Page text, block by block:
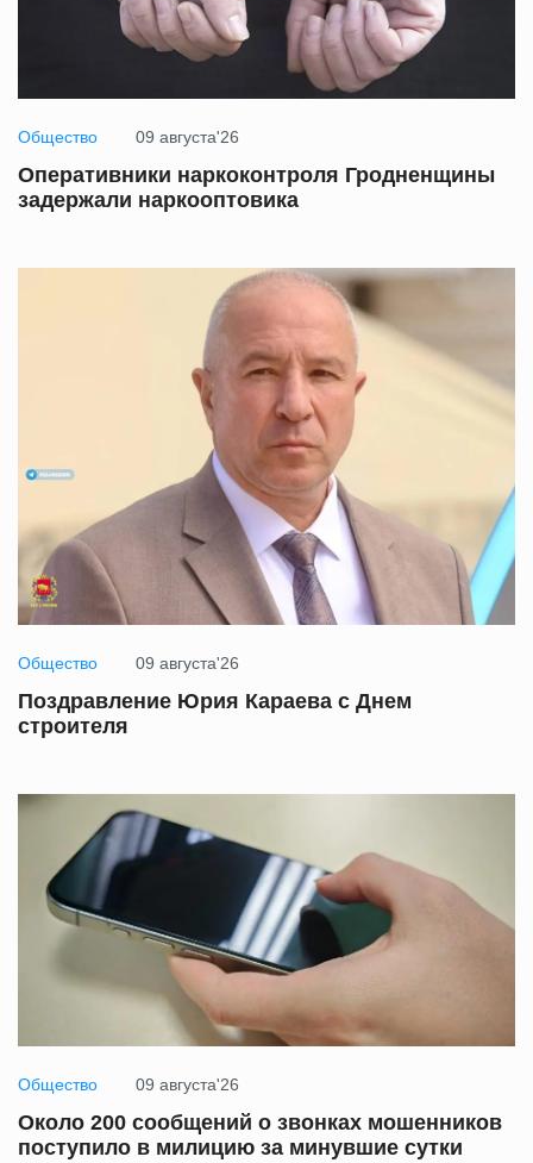
Общество 09 августа'26
Оперативники наркоконтроля Гродненщины
задержали наркооптовика
Общество 09 августа'26
Поздравление Юрия Караева с Днем
строителя
Общество 09 августа'26
Около 200 сообщений о звонках мошенников
поступило в милицию за минувшие сутки